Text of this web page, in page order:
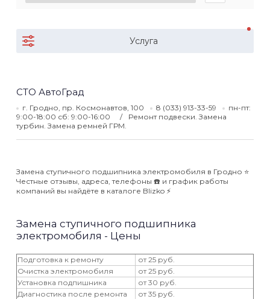
Услуга
СТО АвтоГрад
г. Гродно, пр. Космонавтов, 100 8 (033) 913-33-59
пн-пт:
9:00-18:00 сб: 9:00-16:00
Ремонт подвески. Замена
турбин. Замена ремней ГРМ.
Замена ступичного подшипника электромобиля в Гродно ⭐️
Честные отзывы, адреса, телефоны ☎️ и график работы
компаний вы найдёте в каталоге Blizko ⚡️
Замена ступичного подшипника
электромобиля - Цены
Подготовка к ремонту
от 25 руб.
Очистка электромобиля
от 25 руб.
Установка подпишника
от 30 руб.
Диагностика после ремонта
от 35 руб.